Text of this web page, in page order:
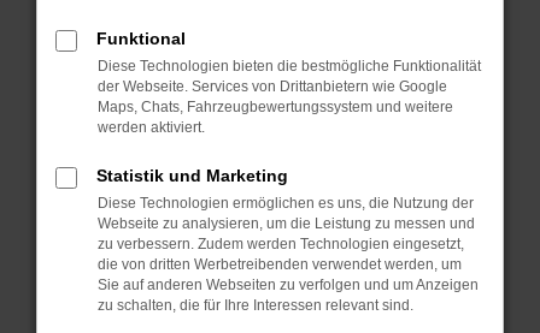
Fenster?
Starte dein Gerät neu.
Das kann manchmal helfen, vorübergehende
Probleme zu beheben.
Betriebssystem auf dem neuesten Stand
sind.
Veraltete Software birgt nicht nur ein
Sicherheitsrisiko, sondern kann auch dazu
führen, dass bestimmte Funktionen nicht mehr
unterstützt werden.
Funktional
Diese Technologien bieten die bestmögliche Funktionalität
der Webseite. Services von Drittanbietern wie Google
Maps, Chats, Fahrzeugbewertungssystem und weitere
werden aktiviert.
Statistik und Marketing
Diese Technologien ermöglichen es uns, die Nutzung der
Webseite zu analysieren, um die Leistung zu messen und
zu verbessern. Zudem werden Technologien eingesetzt,
die von dritten Werbetreibenden verwendet werden, um
Sie auf anderen Webseiten zu verfolgen und um Anzeigen
zu schalten, die für Ihre Interessen relevant sind.